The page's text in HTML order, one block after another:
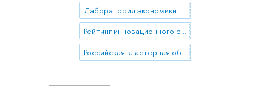
Лаборатория экономики инноваций
Рейтинг инновационного развития регионов
Российская кластерная обсерватория